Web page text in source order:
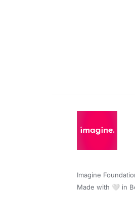
Imagine
Made with 🤍 in